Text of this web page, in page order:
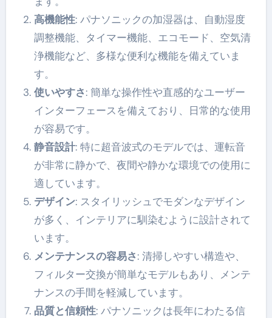
高機能性: パナソニックの加湿器は、自動湿度
調整機能、タイマー機能、エコモード、空気清
浄機能など、多様な便利な機能を備えていま
す。
使いやすさ: 簡単な操作性や直感的なユーザー
インターフェースを備えており、日常的な使用
が容易です。
静音設計: 特に超音波式のモデルでは、運転音
が非常に静かで、夜間や静かな環境での使用に
適しています。
デザイン: スタイリッシュでモダンなデザイン
が多く、インテリアに馴染むように設計されて
います。
メンテナンスの容易さ: 清掃しやすい構造や、
フィルター交換が簡単なモデルもあり、メンテ
ナンスの手間を軽減しています。
品質と信頼性: パナソニックは長年にわたる信